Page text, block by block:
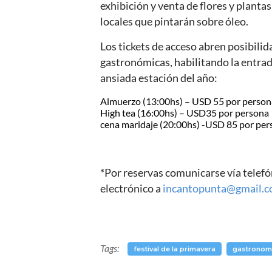
exhibición y venta de flores y
locales que pintarán sobre óleo.
Los tickets de acceso abren
gastronómicas, habilitando la
ansiada estación del año:
Almuerzo (13:00hs) – USD 55 por
High tea (16:00hs) – USD35 por persona
cena maridaje (20:00hs) -USD 85 por
*Por reservas comunicarse vía
electrónico a
Tags: festival de la primavera